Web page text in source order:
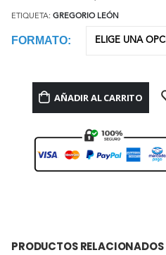
ETIQUETA: GREGORIO LEÓN
FORMATO
AÑADIR AL CARRITO
PRODUCTOS RELACIONADOS